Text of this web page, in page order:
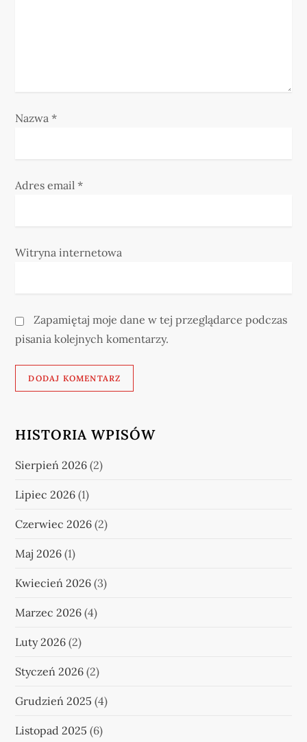
Nazwa*
Adres email*
Witryna internetowa
Zapamiętaj moje dane w tej przeglądarce podczas
pisania kolejnych komentarzy.
HISTORIA WPISÓW
Sierpień 2026 (2)
Lipiec 2026 (1)
Czerwiec 2026 (2)
Maj 2026 (1)
Kwiecień 2026 (3)
Marzec 2026 (4)
Luty 2026 (2)
Styczeń 2026 (2)
Grudzień 2025 (4)
Listopad 2025 (6)